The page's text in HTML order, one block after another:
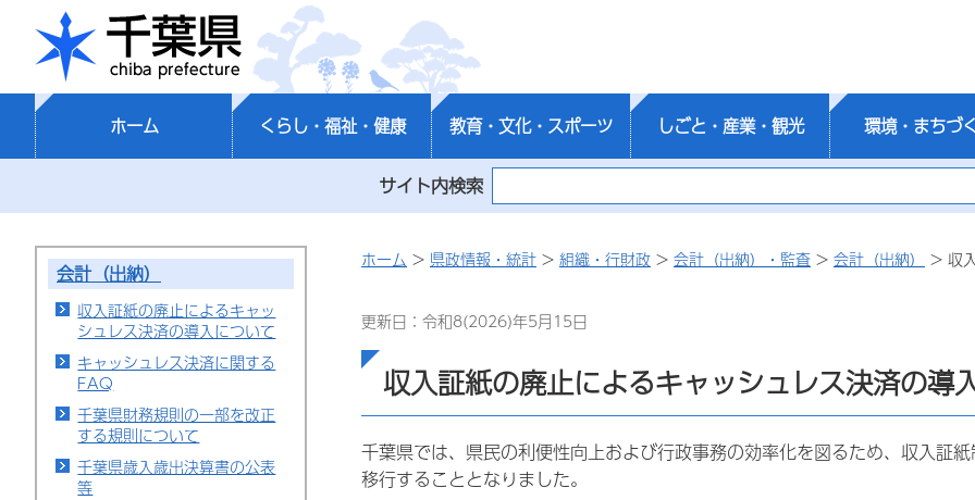
千葉県
ホーム くらし・福祉・健康 教育・文化・スポーツ しごと・産業・観光 環境・まちづ
サイト内検索
会計（出納）
収入証紙の廃止によるキャッ
シュレス決済の導入について
キャッシュレス決済に関する
FAQ
千葉県財務規則の一部を改正
する規則について
千葉県歳入歳出決算書の公表
等
ホーム > 県政情報・統計 > 組織・行財政 > 会計（出納）・監査 > 会計（出納） > 収
更新日：令和8(2026)年5月15日
収入証紙の廃止によるキャッシュレス決済の導
千葉県では、県民の利便性向上および行政事務の効率化を図るため、収入証
移行することとなりました。